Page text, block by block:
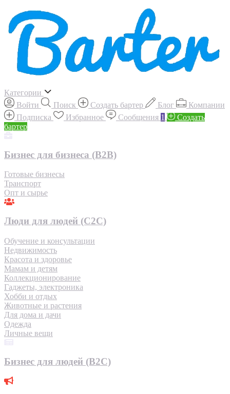
Категории
Войти
Поиск Создать бартер Блог
Компании
Подписка
Избранное Сообщения 1
Создать
бартер
Бизнес для бизнеса (B2B)
Готовые бизнесы
Транспорт
Опт и сырье
Люди для людей (С2С)
Обучение и консультации
Недвижимость
Красота и здоровье
Мамам и детям
Коллекционирование
Гаджеты, электроника
Хобби и отдых
Животные и растения
Для дома и дачи
Одежда
Личные вещи
Бизнес для людей (B2C)